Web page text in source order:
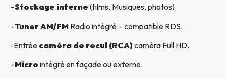
–Stockage interne (films, Musiques, photos).
–Tuner AM/FM Radio intégré – compatible RDS.
-Entrée caméra de recul (RCA)caméra Full HD.
–Micro intégré en façade ou externe.